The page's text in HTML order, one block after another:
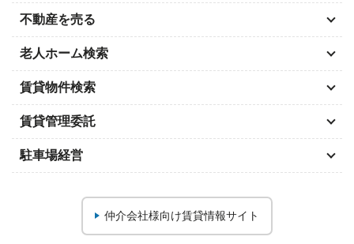
不動産を売る
老人ホーム検索
賃貸物件検索
賃貸管理委託
駐車場経営
仲介会社様向け賃貸情報サイト